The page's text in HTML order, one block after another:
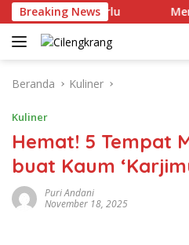
Langsung
ke
konten
Breaking News
Dinilai Perlu Menkeu
Beranda Kuliner
Kuliner
Hemat! 5 Tempat
buat Kaum
Puri Andani
November 18, 2025